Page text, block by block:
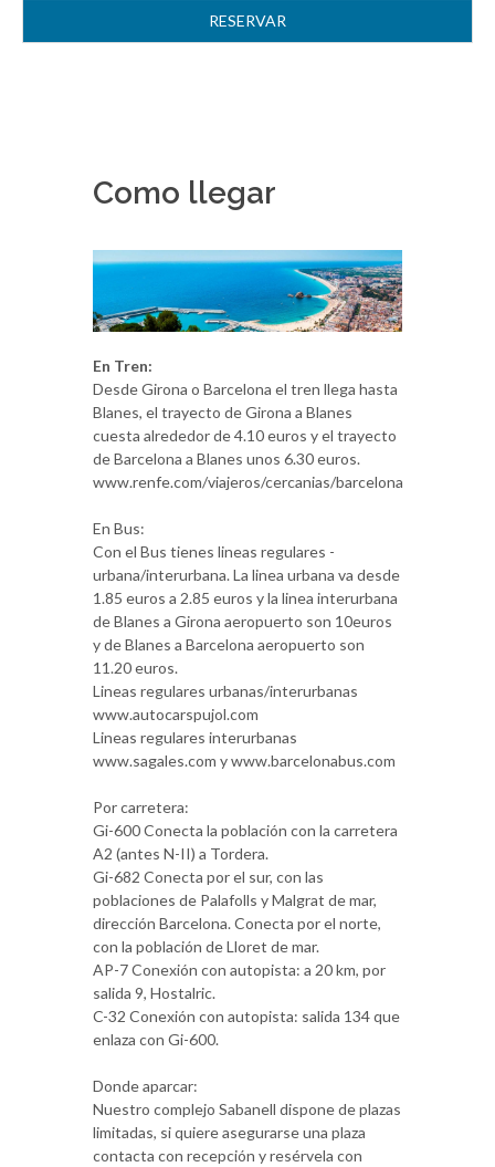
Como llegar
En Tren:
Desde Girona o Barcelona el tren llega hasta
Blanes, el trayecto de Girona a Blanes
cuesta alrededor de 4.10 euros y el trayecto
de Barcelona a Blanes unos 6.30 euros.
www.renfe.com/viajeros/cercanias/barcelona
En Bus:
Con el Bus tienes lineas regulares -
urbana/interurbana. La linea urbana va desde
1.85 euros a 2.85 euros y la linea interurbana
de Blanes a Girona aeropuerto son 10euros
y de Blanes a Barcelona aeropuerto son
11.20 euros.
Lineas regulares urbanas/interurbanas
www.autocarspujol.com
Lineas regulares interurbanas
www.sagales.com y www.barcelonabus.com
Por carretera:
Gi-600 Conecta la población con la carretera
A2 (antes N-II) a Tordera.
Gi-682 Conecta por el sur, con las
poblaciones de Palafolls y Malgrat de mar,
dirección Barcelona. Conecta por el norte,
con la población de Lloret de mar.
AP-7 Conexión con autopista: a 20 km, por
salida 9, Hostalric.
C-32 Conexión con autopista: salida 134 que
enlaza con Gi-600.
Donde aparcar:
Nuestro complejo Sabanell dispone de plazas
limitadas, si quiere asegurarse una plaza
contacta con recepción y resérvela con